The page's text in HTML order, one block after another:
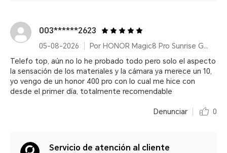
003******2623
05-08-2026
Por HONOR Magic8 Pro Sunrise Gold/ 12+512GB/ Snapdragon® 8 Elite Gen 5/ 200MP/ 6270mAh/ IP68/IP69/IP69K
Telefo top, aún no lo he probado todo pero solo el aspecto
la sensación de los materiales y la cámara ya merece un 10,
yo vengo de un honor 400 pro con lo cual me hice con
desde el primer día, totalmente recomendable
Denunciar 0
Servicio de atención al cliente